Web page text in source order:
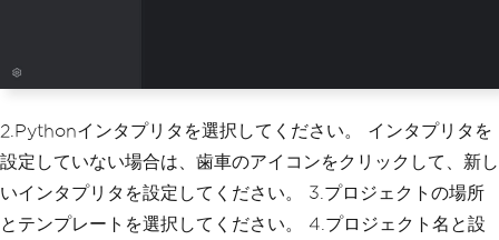
2.Pythonインタプリタを選択してください。 インタプリタを
設定していない場合は、歯車のアイコンをクリックして、新し
いインタプリタを設定してください。 3.プロジェクトの場所
とテンプレートを選択してください。 4.プロジェクト名と設